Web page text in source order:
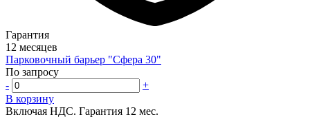
Гарантия
12 месяцев
Парковочный барьер "Сфера 30"
По запросу
-
+
В корзину
Включая НДС. Гарантия 12 мес.